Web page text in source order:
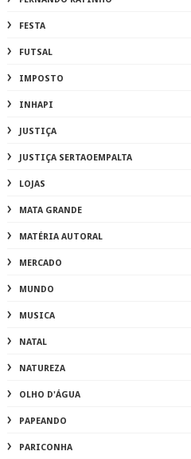
FESTA
FUTSAL
IMPOSTO
INHAPI
JUSTIÇA
JUSTIÇA SERTAOEMPALTA
LOJAS
MATA GRANDE
MATÉRIA AUTORAL
MERCADO
MUNDO
MUSICA
NATAL
NATUREZA
OLHO D'ÁGUA
PAPEANDO
PARICONHA